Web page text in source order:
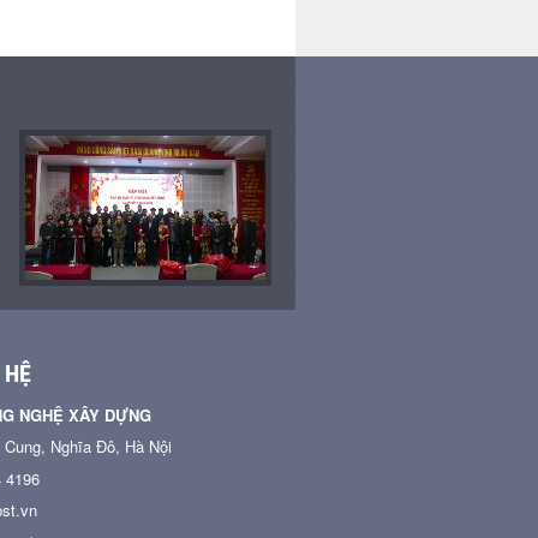
NGHỆ XÂY DỰNG
Nghĩa Đô, Hà Nội
4196